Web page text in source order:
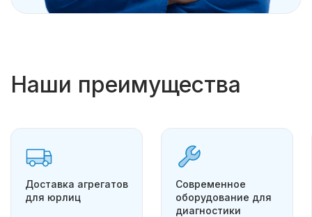
Наши преимущества
Доставка агрегатов
для юрлиц
Современное
оборудование для
диагностики